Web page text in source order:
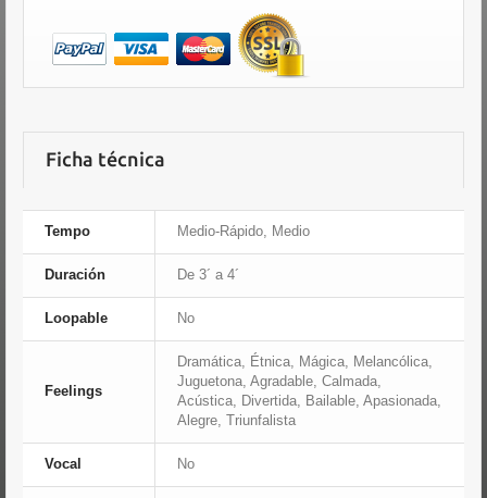
Ficha técnica
Tempo Medio-Rápido, Medio
Duración De 3´ a 4´
Loopable No
Feelings
Dramática, Étnica, Mágica, Melancólica,
Juguetona, Agradable, Calmada,
Acústica, Divertida, Bailable, Apasionada,
Alegre, Triunfalista
Vocal No